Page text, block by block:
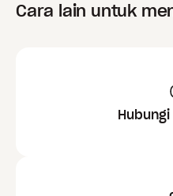
Cara lain untuk